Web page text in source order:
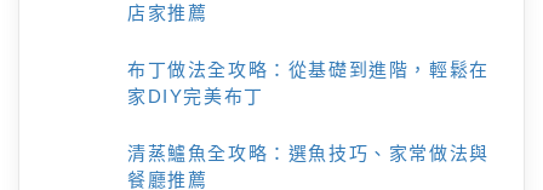
店家推薦
布丁做法全攻略：從基礎到進階，輕鬆在
家DIY完美布丁
清蒸鱸魚全攻略：選魚技巧、家常做法與
餐廳推薦